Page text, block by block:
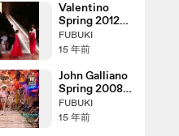
Valentino
Spring 2012
Fashion Show
(full)
FUBUKI
15 年前
John Galliano
Spring 2008
Fashion Show
(full)
FUBUKI
15 年前